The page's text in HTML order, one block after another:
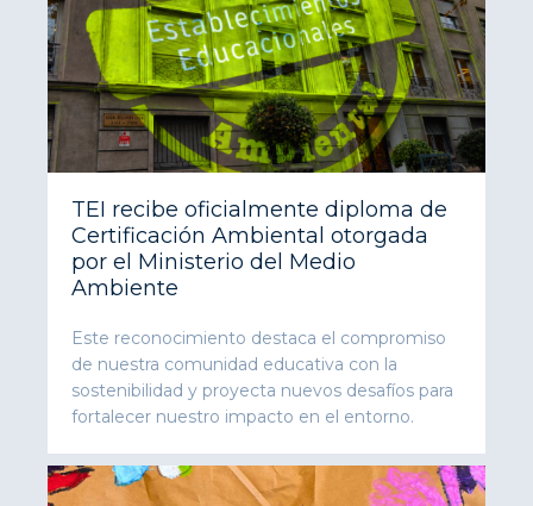
TEI recibe oficialmente diploma de
Certificación Ambiental otorgada
por el Ministerio del Medio
Ambiente
Este reconocimiento destaca el compromiso
de nuestra comunidad educativa con la
sostenibilidad y proyecta nuevos desafíos para
fortalecer nuestro impacto en el entorno.